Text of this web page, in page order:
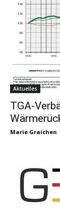
Aktuelles
TGA-
Marie Graichen